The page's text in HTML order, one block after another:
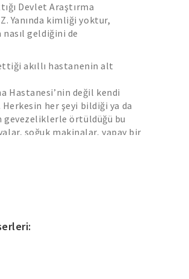
Devlet Araştırma
Yanında kimliği yoktur,
geldiğini de
akıllı hastanenin alt
Hastanesi’nin değil kendi
her şeyi bildiği ya da
gevezeliklerle örtüldüğü bu
soğuk makinalar, yapay bir